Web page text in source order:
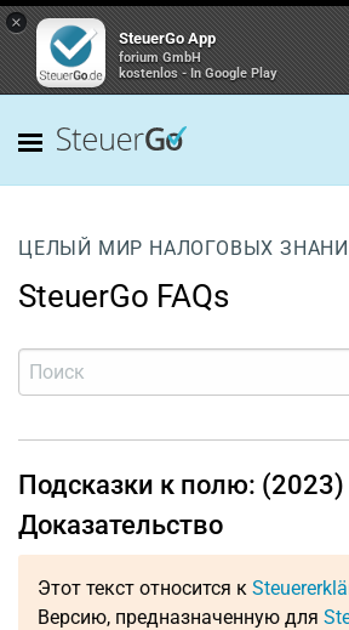
×
SteuerGo App
forium GmbH
kostenlos - In Google Play
ЦЕЛЫЙ МИР НАЛОГОВЫХ
SteuerGo FAQs
Подсказки к полю: (2023)
Доказательство
Этот текст относится к
Версию, предназначенную для